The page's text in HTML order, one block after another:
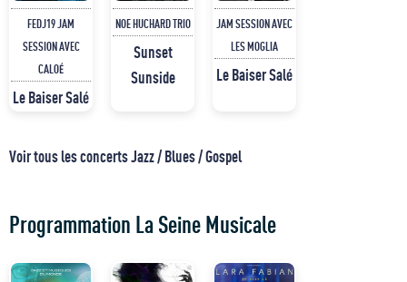
FEDJ19 JAM
SESSION AVEC
CALOÉ
Le Baiser Salé
NOE HUCHARD TRIO
Sunset
Sunside
JAM SESSION AVEC
LES MOGLIA
Le Baiser Salé
Voir tous les concerts Jazz / Blues / Gospel
Programmation La Seine Musicale